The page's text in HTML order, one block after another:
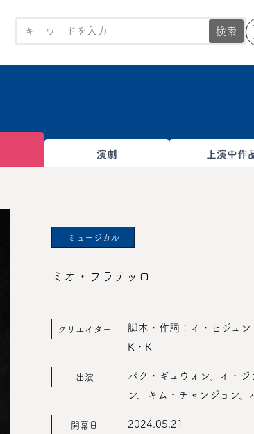
検索
演劇 上演中作
ミュージカル
ミオ・フラテッロ
クリエイター
脚本・作詞：イ・ヒジュ
K・K
出演
パク・ギュウォン、イ・
ン、キム・チャンジョン
開幕日 2024.05.21